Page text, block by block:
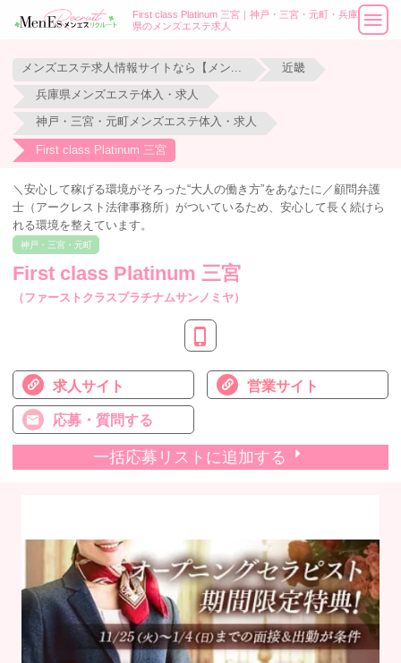
First class Platinum 三宮｜神戸・三宮・元町・兵庫
県のメンズエステ求人
近畿
兵庫県メンズエステ体入・求人
神戸・三宮・元町メンズエステ体入・求人
First class Platinum 三宮
＼安心して稼げる環境がそろった“大人の働き方”をあなたに／顧問弁護
士（アークレスト法律事務所）がついているため、安心して長く続けら
れる環境を整えています。
神戸・三宮・元町
First class Platinum 三宮
（ファーストクラスプラチナムサンノミヤ）
求人サイト 営業サイト
応募・質問する
一括応募リストに追加する